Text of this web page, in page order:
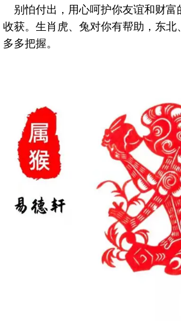
别怕付出，用心呵护你友谊和财
收获。生肖虎、兔对你有帮助，东北
多多把握。